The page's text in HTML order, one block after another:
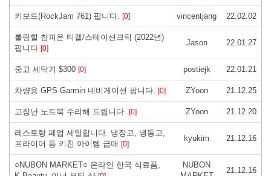
키보드(RockJam 761) 팝니다. [0] vincentjang 22.02.02
롤링힐 참피온 티켙/스테이션크릭 (2022년)
팝니다 [0]
Jason 22.01.27
중고 세탁기 $300 [0] postiejk 22.01.21
차량용 GPS Garmin 네비게이션 팝니다. [0] ZYoon 21.12.25
고장난 노트북 수리해 드립니다. [0] ZYoon 21.12.20
레스토랑 폐업 세일합니다. 냉장고, 냉동고,
프라이어 등 키친 아이템 급매 [0]
kyukim 21.12.16
○NUBON MARKET○ 온라인 한국 식료품,
NUBON
21.12.16